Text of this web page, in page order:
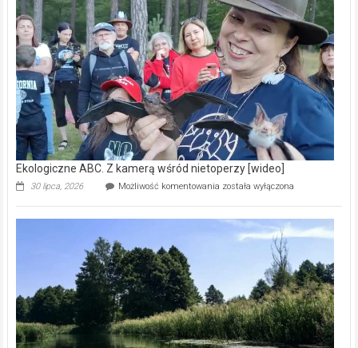
prawdziwy
skarb
natury
[wideo]
Ekologiczne ABC. Z kamerą wśród nietoperzy [wideo]
30 lipca, 2026 Możliwość komentowania Ekologiczne
kamerą
wśród
została wyłączona